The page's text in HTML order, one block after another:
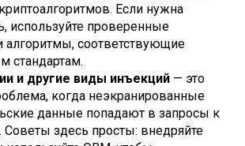
Если нужна
используйте проверенные
алгоритмы, соответствующие
стандартам.
и другие виды инъекций — это
когда неэкранированные
данные попадают в запросы к
Советы здесь просты: внедряйте